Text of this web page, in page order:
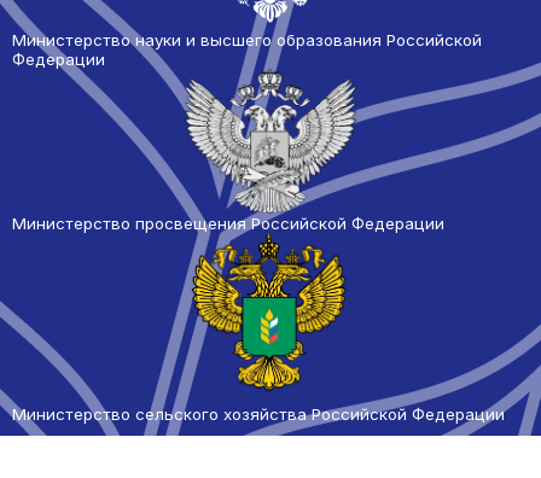
Министерство науки и высшего образования Российской
Федерации
Министерство просвещения Российской Федерации
Министерство сельского хозяйства Российской Федерации